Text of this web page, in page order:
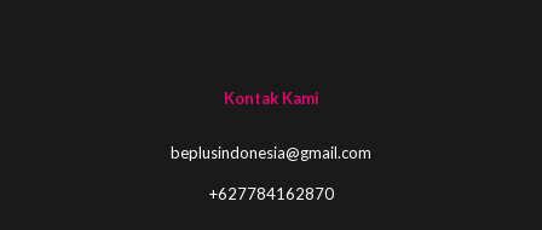
Kontak Kami
beplusindonesia@gmail.com
+627784162870